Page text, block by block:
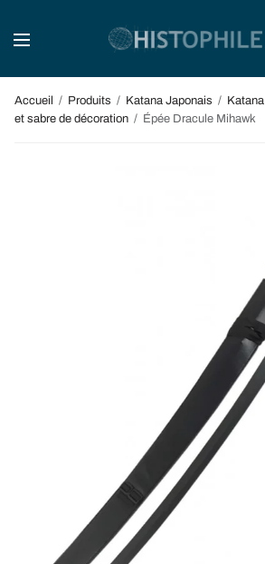
Accueil / Produits / Katana Japonais / Katana
et sabre de décoration / Épée Dracule Mihawk